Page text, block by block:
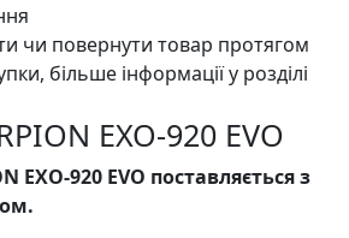
чи повернути товар протягом
більше інформації у розділі
EXO-920 EVO
EXO-920 EVO поставляється з